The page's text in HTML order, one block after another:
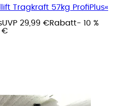
Tragkraft 57kg ProfiPlus«
UVP 29,99 €Rabatt- 10 %
€